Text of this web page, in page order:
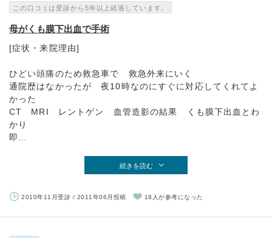
この口コミは受診から5年以上経過しています。
母がくも膜下出血で手術
[症状・来院理由]
ひどい頭痛のため救急車で 救急外来にいく
通院歴はなかったが 夜10時なのにすぐに対応してくれてよ
かった
CT MRI レントゲン 血管造影の結果 くも膜下出血とわ
かり
即...
続きを読む
2010年11月受診 / 2011年06月投稿 18人が参考になった